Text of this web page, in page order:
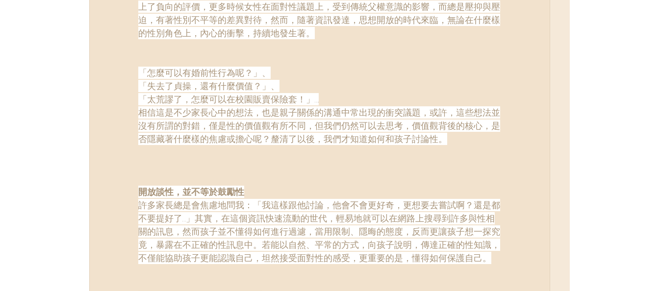
上了負向的評價，更多時候女性在面對性議題上，受到傳統父權意識的影響，而總是壓抑與壓
迫，有著性別不平等的差異對待，然而，隨著資訊發達，思想開放的時代來臨，無論在什麼樣
的性別角色上，內心的衝擊，持續地發生著。
「怎麼可以有婚前性行為呢？」、
「失去了貞操，還有什麼價值？」、
「太荒謬了，怎麼可以在校園販賣保險套！」….
相信這是不少家長心中的想法，也是親子關係的溝通中常出現的衝突議題，或許，這些想法並
沒有所謂的對錯，僅是性的價值觀有所不同，但我們仍然可以去思考，價值觀背後的核心，是
否隱藏著什麼樣的焦慮或擔心呢？釐清了以後，我們才知道如何和孩子討論性。
開放談性，並不等於鼓勵性
許多家長總是會焦慮地問我：「我這樣跟他討論，他會不會更好奇，更想要去嘗試啊？還是都
不要提好了…」其實，在這個資訊快速流動的世代，輕易地就可以在網路上搜尋到許多與性相
關的訊息，然而孩子並不懂得如何進行過濾，當用限制、隱晦的態度，反而更讓孩子想一探究
竟，暴露在不正確的性訊息中。若能以自然、平常的方式，向孩子說明，傳達正確的性知識，
不僅能協助孩子更能認識自己，坦然接受面對性的感受，更重要的是，懂得如何保護自己。